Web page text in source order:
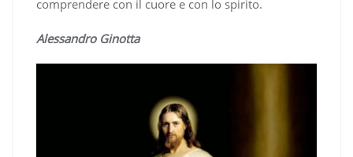
comprendere con il cuore e con lo spirito.
Alessandro Ginotta